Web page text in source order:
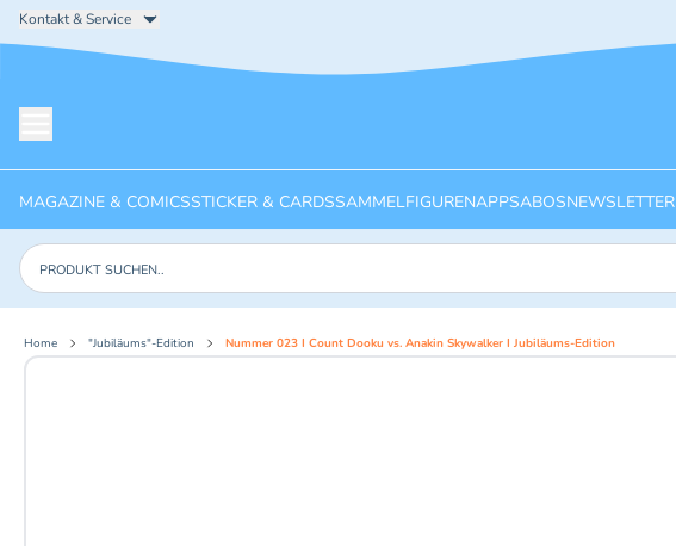
Kontakt & Service
MAGAZINE & COMICSSTICKER & CARDSSAMMELFIGURENAPPSABOSNEWSLETTER
Produkte suchen
Home "Jubiläums"-Edition Nummer 023 I Count Dooku vs. Anakin Skywalker I Jubiläums-Edition